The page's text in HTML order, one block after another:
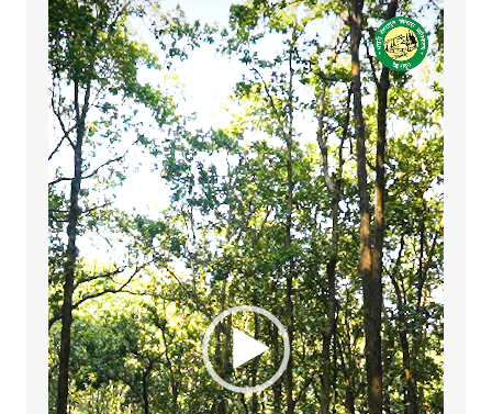
Video
Player